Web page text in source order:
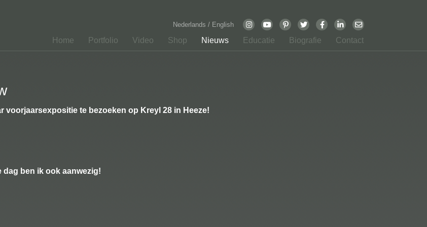
Nederlands / English
Home Portfolio Video Shop Nieuws Educatie Biografie Contact
voorjaarsexpositie te bezoeken op Kreyl 28 in Heeze!
dag ben ik ook aanwezig!